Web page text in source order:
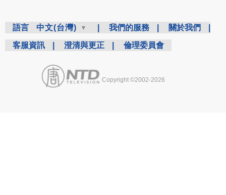
語言 中文(台灣) 我們的服務 關於我們
客服資訊 澄清與更正 倫理委員會
Copyright ©2002-2026